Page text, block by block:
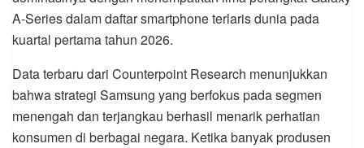
A-Series dalam daftar smartphone terlaris dunia pada
kuartal pertama tahun 2026.
Data terbaru dari Counterpoint Research menunjukkan
bahwa strategi Samsung yang berfokus pada segmen
menengah dan terjangkau berhasil menarik perhatian
konsumen di berbagai negara. Ketika banyak produsen